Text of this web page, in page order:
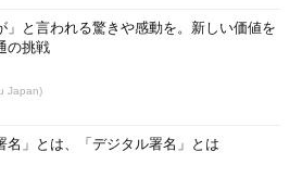
」と言われる驚きや感動を。新しい価値を
の挑戦
Japan)
名」とは、「デジタル署名」とは